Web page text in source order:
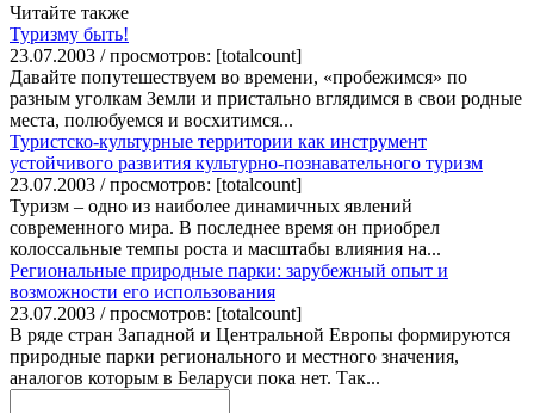
Читайте также
Туризму быть!
23.07.2003 / просмотров: [totalcount]
Давайте попутешествуем во времени, «пробежимся» по
разным уголкам Земли и пристально вглядимся в свои родные
места, полюбуемся и восхитимся...
Туристско-культурные территории как инструмент
устойчивого развития культурно-познавательного туризм
23.07.2003 / просмотров: [totalcount]
Туризм – одно из наиболее динамичных явлений
современного мира. В последнее время он приобрел
колоссальные темпы роста и масштабы влияния на...
Региональные природные парки: зарубежный опыт и
возможности его использования
23.07.2003 / просмотров: [totalcount]
В ряде стран Западной и Центральной Европы формируются
природные парки регионального и местного значения,
аналогов которым в Беларуси пока нет. Так...